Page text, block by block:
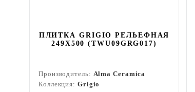
ПЛИТКА GRIGIO РЕЛЬЕФНАЯ
249X500 (TWU09GRG017)
Производитель: Alma Ceramica
Коллекция: Grigio